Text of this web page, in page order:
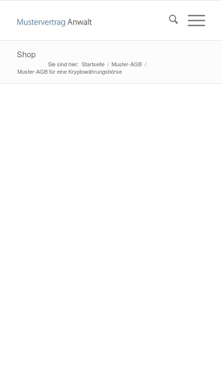
Shop
Startseite / Muster-AGB /
Muster-AGB für eine Kryptowährungsbörse